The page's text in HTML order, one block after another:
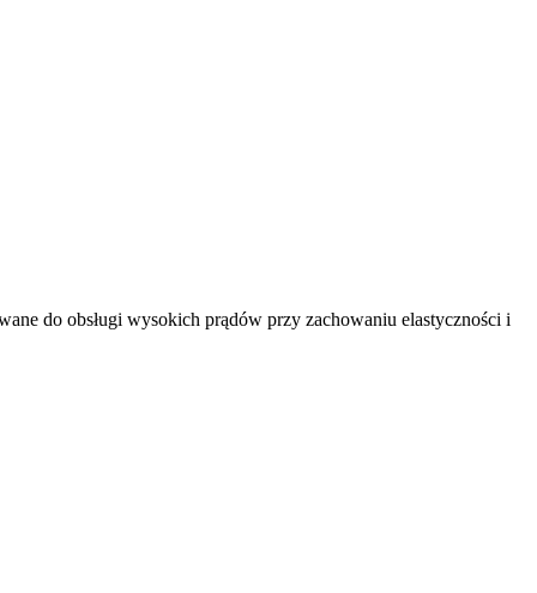
do obsługi wysokich prądów przy zachowaniu elastyczności i